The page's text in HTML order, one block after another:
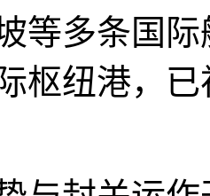
等多条国
枢纽港，